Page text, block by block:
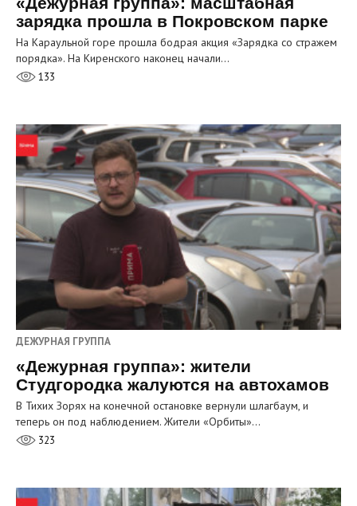
зарядка прошла в Покровском парке
На Караульной горе прошла бодрая акция «Зарядка со стражем
порядка». На Киренского наконец начали…
133
ДЕЖУРНАЯ ГРУППА
«Дежурная группа»: жители
Студгородка жалуются на автохамов
В Тихих Зорях на конечной остановке вернули шлагбаум, и
теперь он под наблюдением. Жители «Орбиты»…
323